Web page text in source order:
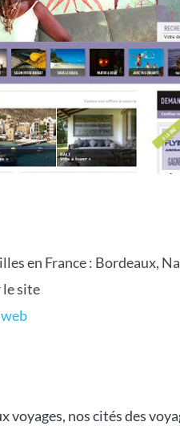
en France : Bordeaux,
le site
voyages, nos cités des